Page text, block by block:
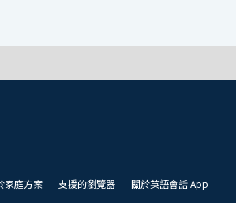
家庭方案 支援的瀏覽器 關於英語會話 App